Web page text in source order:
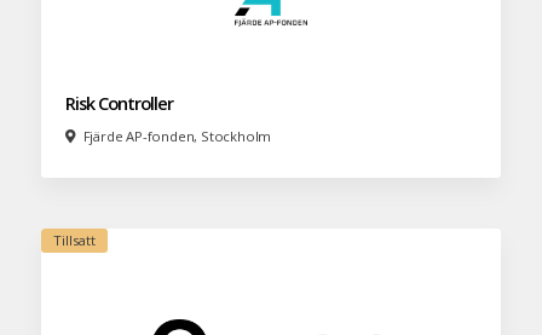
Risk Controller
Fjärde AP-fonden, Stockholm